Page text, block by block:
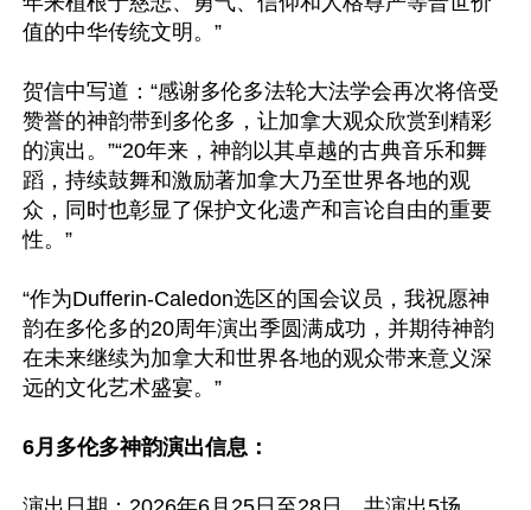
值的中华传统文明。”
贺信中写道：“感谢多伦多法轮大法学会再次将倍受
赞誉的神韵带到多伦多，让加拿大观众欣赏到精彩
的演出。”“20年来，神韵以其卓越的古典音乐和舞
蹈，持续鼓舞和激励著加拿大乃至世界各地的观
众，同时也彰显了保护文化遗产和言论自由的重要
性。”
“作为Dufferin-Caledon选区的国会议员，我祝愿神
韵在多伦多的20周年演出季圆满成功，并期待神韵
在未来继续为加拿大和世界各地的观众带来意义深
远的文化艺术盛宴。”
6月多伦多神韵演出信息：